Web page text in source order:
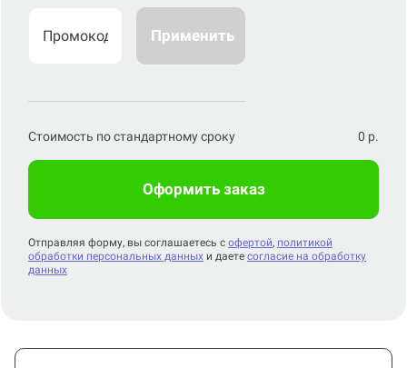
Применить
Стоимость по стандартному сроку 0 р.
Оформить заказ
Отправляя форму, вы соглашаетесь с офертой, политикой
обработки персональных данных и даете согласие на обработку
данных